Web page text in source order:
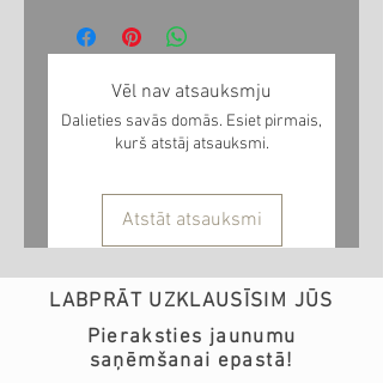
Vēl nav atsauksmju
Dalieties savās domās. Esiet pirmais,
kurš atstāj atsauksmi.
Atstāt atsauksmi
LABPRĀT UZKLAUSĪSIM JŪS
Pieraksties jaunumu
saņēmšanai epastā!